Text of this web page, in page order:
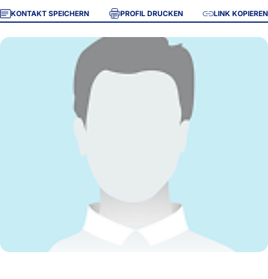
KONTAKT SPEICHERN PROFIL DRUCKEN LINK KOPIEREN